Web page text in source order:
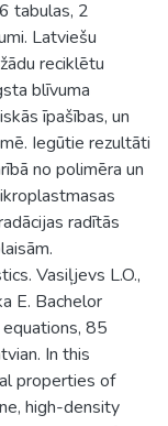
tabulas, 2
Latviešu
reciklētu
blīvuma
īpašības, un
Iegūtie rezultāti
no polimēra un
radītās
Vasiļjevs L.O.,
E. Bachelor
85
In this
properties of
high-density